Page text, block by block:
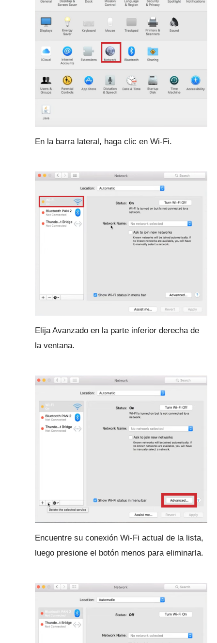
En la barra lateral, haga clic en Wi-Fi.
Elija Avanzado en la parte inferior derecha de
la ventana.
Encuentre su conexión Wi-Fi actual de la lista,
luego presione el botón menos para eliminarla.